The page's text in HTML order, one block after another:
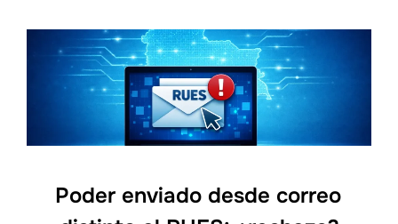
Poder enviado desde correo